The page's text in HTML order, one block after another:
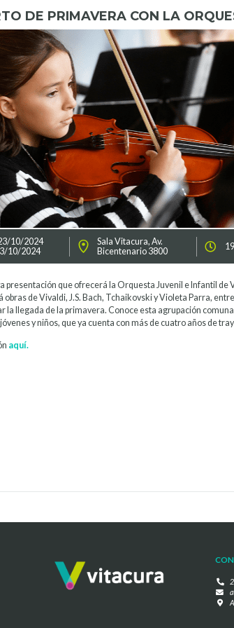
DE PRIMAVERA CON LA
10/2024
10/2024
Sala Vitacura, Av.
Bicentenario 3800
presentación que ofrecerá la Orquesta Juvenil e Infantil de
obras de Vivaldi, J.S. Bach, Tchaikovski y Violeta Parra,
la llegada de la primavera. Conoce esta agrupación comunal
y niños, que ya cuenta con más de cuatro años de
aquí.